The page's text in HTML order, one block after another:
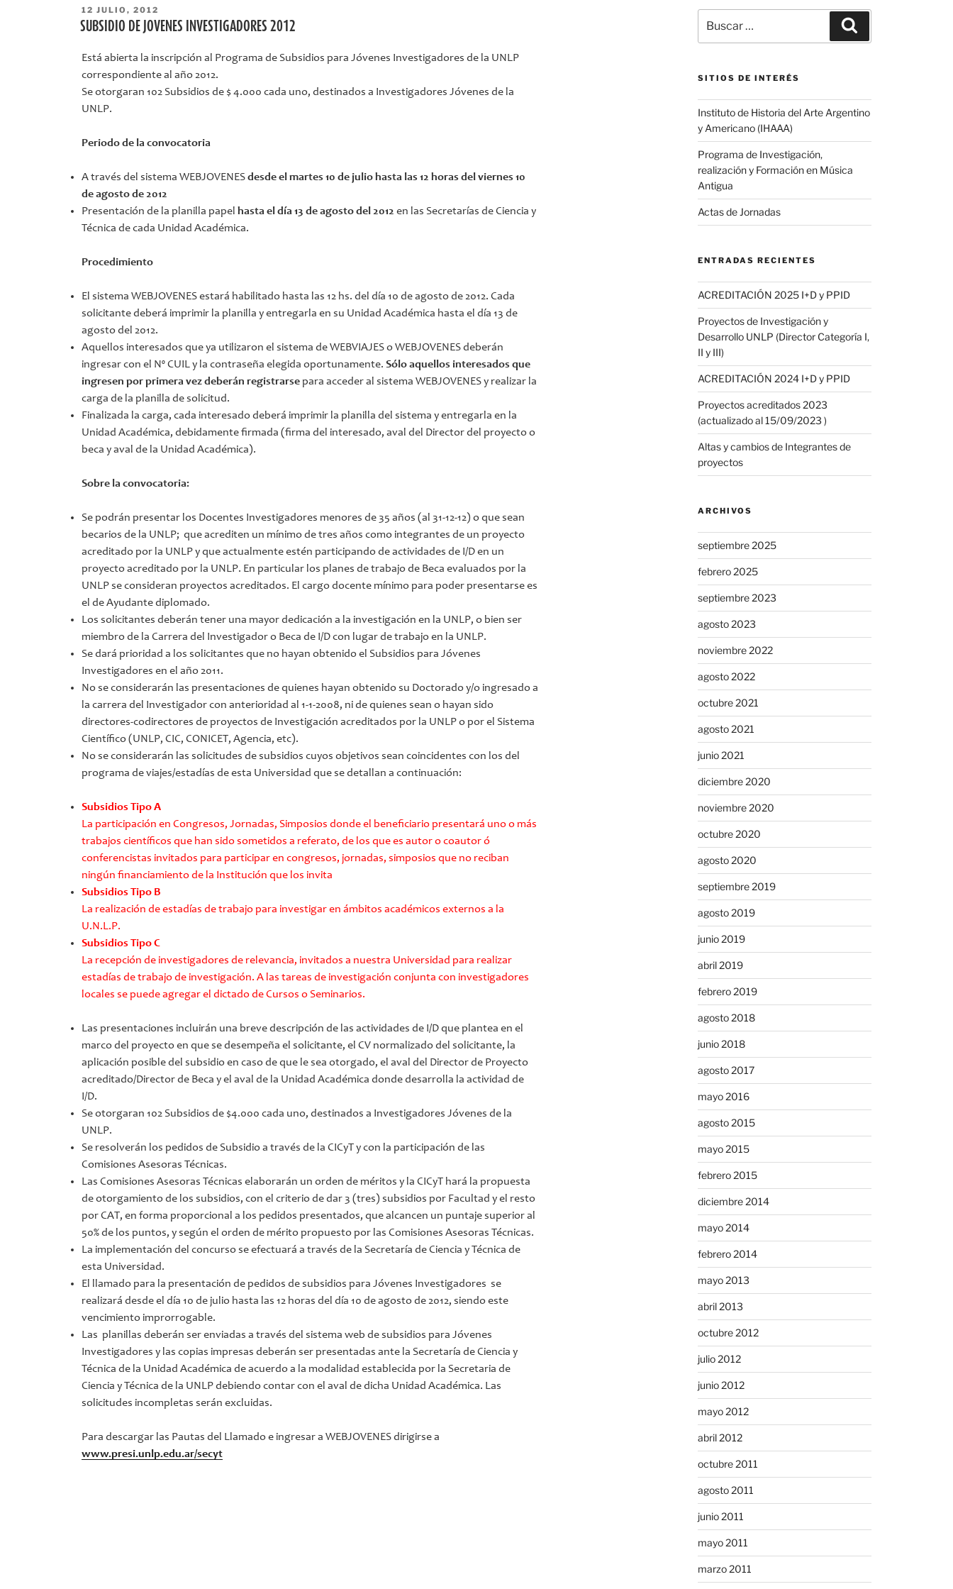
PUBLICADO
EL
12 JULIO, 2012
SUBSIDIO DE JOVENES INVESTIGADORES 2012
Está abierta la inscripción al Programa de Subsidios para Jóvenes Investigadores de la UNLP
correspondiente al año 2012.
Se otorgaran 102 Subsidios de $ 4.000 cada uno, destinados a Investigadores Jóvenes de la
UNLP.
Periodo de la convocatoria
A través del sistema WEBJOVENESdesde el martes 10 de julio hasta las 12 horas del viernes 10
de agosto de 2012
Presentación de la planilla papel hasta el día 13 de agosto del 2012 en las Secretarías de Ciencia y
Técnica de cada Unidad Académica.
Procedimiento
El sistema WEBJOVENES estará habilitado hasta las 12 hs. del día 10 de agosto de 2012. Cada
solicitante deberá imprimir la planilla y entregarla en su Unidad Académica hasta el día 13 de
agosto del 2012.
Aquellos interesados que ya utilizaron el sistema de WEBVIAJES o WEBJOVENES deberán
ingresar con el Nº CUIL y la contraseña elegida oportunamente.Sólo aquellos interesados que
ingresen por primera vez deberán registrarse para acceder al sistema WEBJOVENES y realizar la
carga de la planilla de solicitud.
Finalizada la carga, cada interesado deberá imprimir la planilla del sistema y entregarla en la
Unidad Académica, debidamente firmada (firma del interesado, aval del Director del proyecto o
beca y aval de la Unidad Académica).
Sobre la convocatoria:
Se podrán presentar los Docentes Investigadores menores de 35 años (al 31-12-12) o que sean
becarios de la UNLP; que acrediten un mínimo de tres años como integrantes de un proyecto
acreditado por la UNLP y que actualmente estén participando de actividades de I/D en un
proyecto acreditado por la UNLP. En particular los planes de trabajo de Beca evaluados por la
UNLP se consideran proyectos acreditados. El cargo docente mínimo para poder presentarse es
el de Ayudante diplomado.
Los solicitantes deberán tener una mayor dedicación a la investigación en la UNLP, o bien ser
miembro de la Carrera del Investigador o Beca de I/D con lugar de trabajo en la UNLP.
Se dará prioridad a los solicitantes que no hayan obtenido el Subsidios para Jóvenes
Investigadores en el año 2011.
No se considerarán las presentaciones de quienes hayan obtenido su Doctorado y/o ingresado a
la carrera del Investigador con anterioridad al 1-1-2008, ni de quienes sean o hayan sido
directores-codirectores de proyectos de Investigación acreditados por la UNLP o por el Sistema
Científico (UNLP, CIC, CONICET, Agencia, etc).
No se considerarán las solicitudes de subsidios cuyos objetivos sean coincidentes con los del
programa de viajes/estadías de esta Universidad que se detallan a continuación:
Subsidios Tipo A
La participación en Congresos, Jornadas, Simposios donde el beneficiario presentará uno o más
trabajos científicos que han sido sometidos a referato, de los que es autor o coautor ó
conferencistas invitados para participar en congresos, jornadas, simposios que no reciban
ningún financiamiento de la Institución que los invita
Subsidios Tipo B
La realización de estadías de trabajo para investigar en ámbitos académicos externos a la
U.N.L.P.
Subsidios Tipo C
La recepción de investigadores de relevancia, invitados a nuestra Universidad para realizar
estadías de trabajo de investigación. A las tareas de investigación conjunta con investigadores
locales se puede agregar el dictado de Cursos o Seminarios.
Las presentaciones incluirán una breve descripción de las actividades de I/D que plantea en el
marco del proyecto en que se desempeña el solicitante, el CV normalizado del solicitante, la
aplicación posible del subsidio en caso de que le sea otorgado, el aval del Director de Proyecto
acreditado/Director de Beca y el aval de la Unidad Académica donde desarrolla la actividad de
I/D.
Se otorgaran 102 Subsidios de $4.000 cada uno, destinados a Investigadores Jóvenes de la
UNLP.
Se resolverán los pedidos de Subsidio a través de la CICyT y con la participación de las
Comisiones Asesoras Técnicas.
Las Comisiones Asesoras Técnicas elaborarán un orden de méritos y la CICyT hará la propuesta
de otorgamiento de los subsidios, con el criterio de dar 3 (tres) subsidios por Facultad y el resto
por CAT, en forma proporcional a los pedidos presentados, que alcancen un puntaje superior al
50% de los puntos, y según el orden de mérito propuesto por las Comisiones Asesoras Técnicas.
La implementación del concurso se efectuará a través de la Secretaría de Ciencia y Técnica de
esta Universidad.
El llamado para la presentación de pedidos de subsidios para Jóvenes Investigadores se
realizará desde el día 10 de julio hasta las 12 horas del día 10 de agosto de 2012, siendo este
vencimiento improrrogable.
Las planillas deberán ser enviadas a través del sistema web de subsidios para Jóvenes
Investigadores y las copias impresas deberán ser presentadas ante la Secretaría de Ciencia y
Técnica de la Unidad Académica de acuerdo a la modalidad establecida por la Secretaria de
Ciencia y Técnica de la UNLP debiendo contar con el aval de dicha Unidad Académica. Las
solicitudes incompletas serán excluidas.
Para descargar las Pautas del Llamado e ingresar a WEBJOVENES dirigirse a
www.presi.unlp.edu.ar/secyt
por:
SITIOS DE INTERÉS
Instituto de Historia del Arte Argentino
y Americano (IHAAA)
Programa de Investigación,
realización y Formación en Música
Antigua
Actas de Jornadas
ENTRADAS RECIENTES
ACREDITACIÓN 2025 I+D y PPID
Proyectos de Investigación y
Desarrollo UNLP (Director Categoría I,
II y III)
ACREDITACIÓN 2024 I+D y PPID
Proyectos acreditados 2023
(actualizado al 15/09/2023 )
Altas y cambios de Integrantes de
proyectos
ARCHIVOS
septiembre 2025
febrero 2025
septiembre 2023
agosto 2023
noviembre 2022
agosto 2022
octubre 2021
agosto 2021
junio 2021
diciembre 2020
noviembre 2020
octubre 2020
agosto 2020
septiembre 2019
agosto 2019
junio 2019
abril 2019
febrero 2019
agosto 2018
junio 2018
agosto 2017
mayo 2016
agosto 2015
mayo 2015
febrero 2015
diciembre 2014
mayo 2014
febrero 2014
mayo 2013
abril 2013
octubre 2012
julio 2012
junio 2012
mayo 2012
abril 2012
octubre 2011
agosto 2011
junio 2011
mayo 2011
marzo 2011